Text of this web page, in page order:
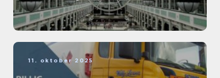
11. oktober 2025